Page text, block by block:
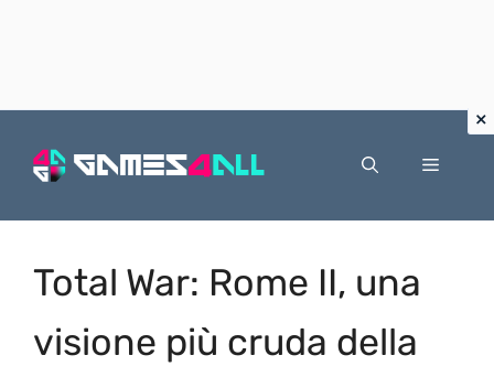
Menu
Total War: Rome II, una
visione più cruda della